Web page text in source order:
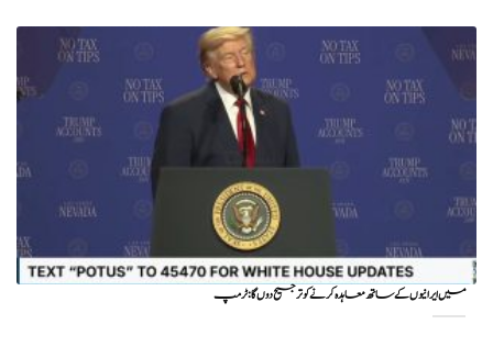
میں ایرانیوں کے ساتھ معاہدہ کرنے کو ترجیح دوں گا : ٹرمپ